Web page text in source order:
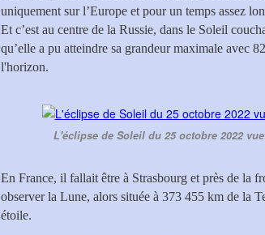
uniquement sur l’Europe et pour un temps assez
Et c’est au centre de la Russie, dans le Soleil
qu’elle a pu atteindre sa grandeur maximale avec
l'horizon.
L'éclipse de Soleil du 25 octobre 2022
En France, il fallait être à Strasbourg et près de la
observer la Lune, alors située à 373 455 km de la
étoile.